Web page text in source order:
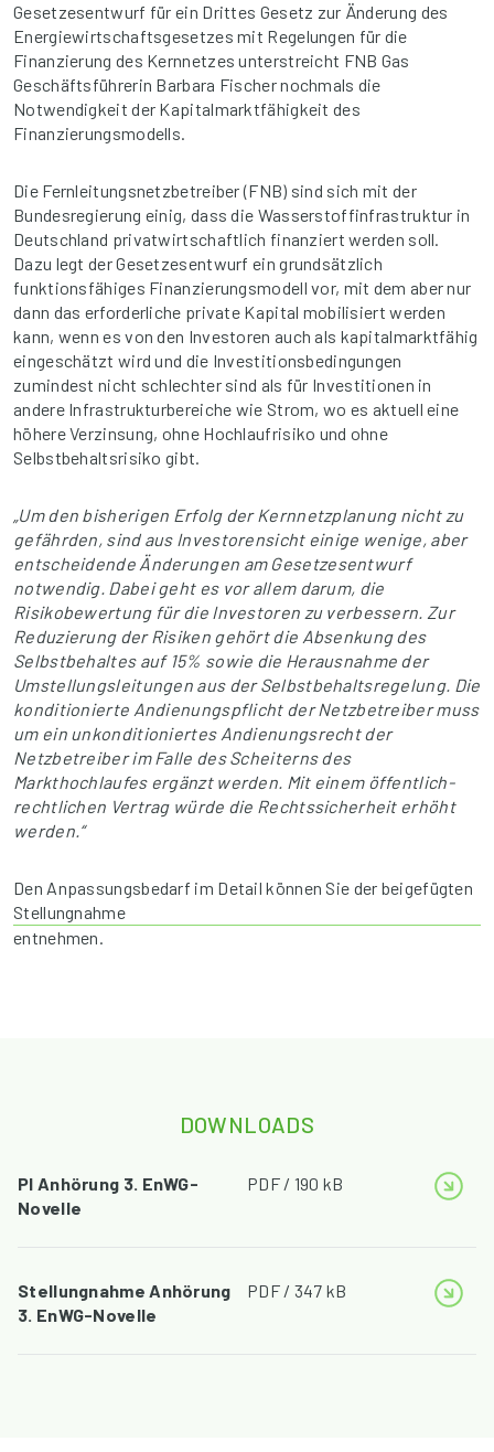
Gesetzesentwurf für ein Drittes Gesetz zur Änderung des
Energiewirtschaftsgesetzes mit Regelungen für die
Finanzierung des Kernnetzes unterstreicht FNB Gas
Geschäftsführerin Barbara Fischer nochmals die
Notwendigkeit der Kapitalmarktfähigkeit des
Finanzierungsmodells.
Die Fernleitungsnetzbetreiber (FNB) sind sich mit der
Bundesregierung einig, dass die Wasserstoffinfrastruktur in
Deutschland privatwirtschaftlich finanziert werden soll.
Dazu legt der Gesetzesentwurf ein grundsätzlich
funktionsfähiges Finanzierungsmodell vor, mit dem aber nur
dann das erforderliche private Kapital mobilisiert werden
kann, wenn es von den Investoren auch als kapitalmarktfähig
eingeschätzt wird und die Investitionsbedingungen
zumindest nicht schlechter sind als für Investitionen in
andere Infrastrukturbereiche wie Strom, wo es aktuell eine
höhere Verzinsung, ohne Hochlaufrisiko und ohne
Selbstbehaltsrisiko gibt.
„Um den bisherigen Erfolg der Kernnetzplanung nicht zu
gefährden, sind aus Investorensicht einige wenige, aber
entscheidende Änderungen am Gesetzesentwurf
notwendig. Dabei geht es vor allem darum, die
Risikobewertung für die Investoren zu verbessern. Zur
Reduzierung der Risiken gehört die Absenkung des
Selbstbehaltes auf 15% sowie die Herausnahme der
Umstellungsleitungen aus der Selbstbehaltsregelung. Die
konditionierte Andienungspflicht der Netzbetreiber muss
um ein unkonditioniertes Andienungsrecht der
Netzbetreiber im Falle des Scheiterns des
Markthochlaufes ergänzt werden. Mit einem öffentlich-
rechtlichen Vertrag würde die Rechtssicherheit erhöht
werden.“
Den Anpassungsbedarf im Detail können Sie der beigefügten
Stellungnahme
entnehmen.
DOWNLOADS
PI Anhörung 3. EnWG-
Novelle
PDF / 190 kB
Stellungnahme Anhörung
3. EnWG-Novelle
PDF / 347 kB